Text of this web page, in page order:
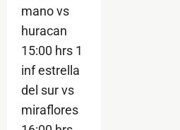
mano vs
huracan
15:00 hrs 1
inf estrella
del sur vs
miraflores